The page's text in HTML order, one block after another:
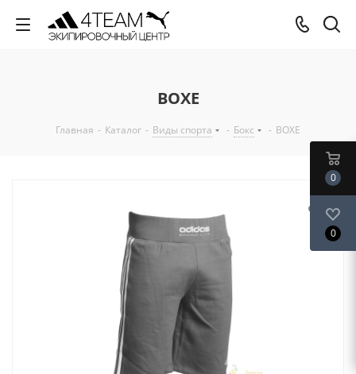
BOXE
Главная - Каталог - Виды спорта - Бокс - BOXE
0
0